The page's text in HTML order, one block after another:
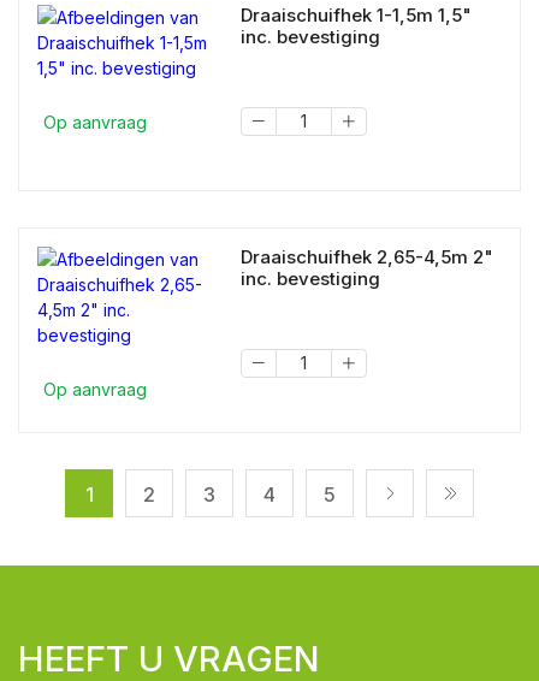
Op aanvraag
Draaischuifhek 1-1,5m 1,5"
inc. bevestiging
Op aanvraag
Draaischuifhek 2,65-4,5m 2"
inc. bevestiging
1 2 3 4 5
HEEFT U VRAGEN